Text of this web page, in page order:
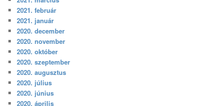
2021. február
2021. január
2020. december
2020. november
2020. október
2020. szeptember
2020. augusztus
2020. július
2020. június
2020. április